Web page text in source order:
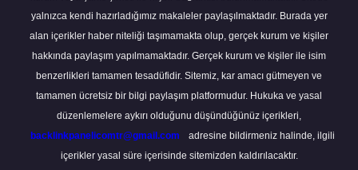
yalnızca kendi hazırladığımız makaleler paylaşılmaktadır. Burada yer
alan içerikler haber niteliği taşımamakta olup, gerçek kurum ve kişiler
hakkında paylaşım yapılmamaktadır. Gerçek kurum ve kişiler ile isim
benzerlikleri tamamen tesadüfidir. Sitemiz, kar amacı gütmeyen ve
tamamen ücretsiz bir bilgi paylaşım platformudur. Hukuka ve yasal
düzenlemelere aykırı olduğunu düşündüğünüz içerikleri,
backlinkpanelicomtr@gmail.com
adresine bildirmeniz halinde, ilgili
içerikler yasal süre içerisinde sitemizden kaldırılacaktır.